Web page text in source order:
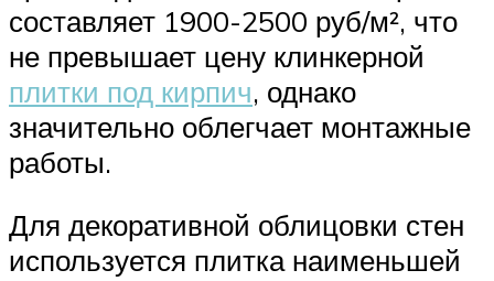
составляет 1900-2500 руб/м², что
не превышает цену клинкерной
плитки под кирпич, однако
значительно облегчает монтажные
работы.
Для декоративной облицовки стен
используется плитка наименьшей